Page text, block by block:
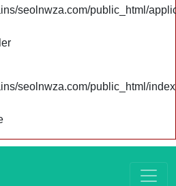
seolnwza.com/public_html/
seolnwza.com/public_html/